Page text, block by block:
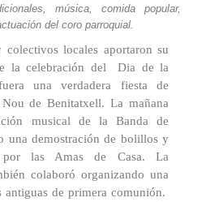
música, comida popular,
del coro parroquial.
colectivos locales aportaron su
la celebración del Dia de la
una verdadera fiesta de
de Benitatxell. La mañana
musical de la Banda de
una demostración de bolillos y
por las Amas de Casa. La
colaboró organizando una
de primera comunión.